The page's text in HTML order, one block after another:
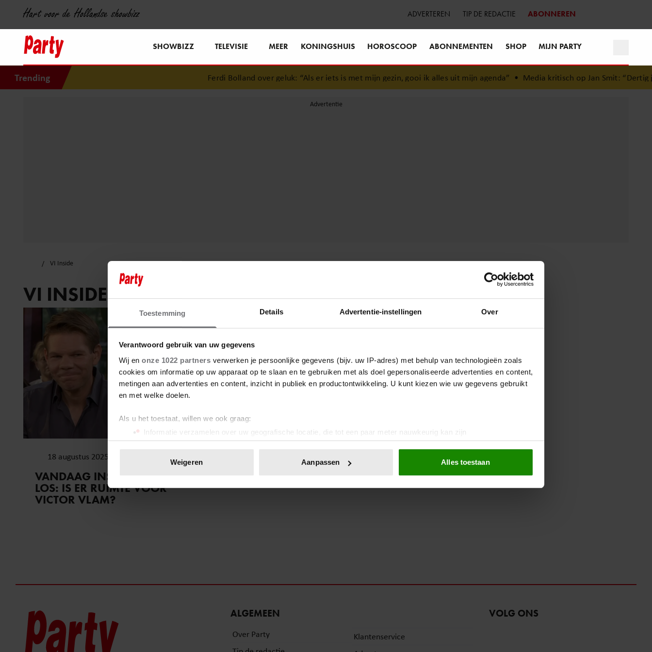
Toestemming Details Advertentie-instellingen Over
Verantwoord gebruik van uw gegevens
Wij en onze 1022 partners verwerken je persoonlijke gegevens (bijv. uw IP-adres) met behulp van technologieën zoals
cookies om informatie op uw apparaat op te slaan en te gebruiken met als doel gepersonaliseerde advertenties en content,
metingen aan advertenties en content, inzicht in publiek en productontwikkeling. U kunt kiezen wie uw gegevens gebruikt
en met welke doelen.
Als u het toestaat, willen we ook graag:
Informatie verzamelen over uw geografische locatie, die tot een paar meter nauwkeurig kan zijn
Uw apparaat identificeren door het actief te scannen op specifieke eigenschappen (fingerprinting)
toestemming op elk moment wijzigen of intrekken in de Cookieverklaring.
We gebruiken cookies om content en advertenties te personaliseren, om functies voor social media te bieden en om ons
Weigeren Aanpassen Alles toestaan
Hart voor de Hollandse showbizz ADVERTEREN TIP DE REDACTIE ABONNEREN
SHOWBIZZ TELEVISIE MEER KONINGSHUIS HOROSCOOP ABONNEMENTEN SHOP MIJN PARTY
Trending Ferdi Bolland over geluk: “Als er iets is met mijn gezin, gooi ik alles uit mijn agenda”• Media kritisch op Jan Smit: “Dertig
VI Inside
VI INSIDE
18 augustus 2025
VANDAAG INSIDE BARST WEER
LOS: IS ER RUIMTE VOOR
VICTOR VLAM?
ALGEMEEN
Over Party
Klantenservice
VOLG ONS